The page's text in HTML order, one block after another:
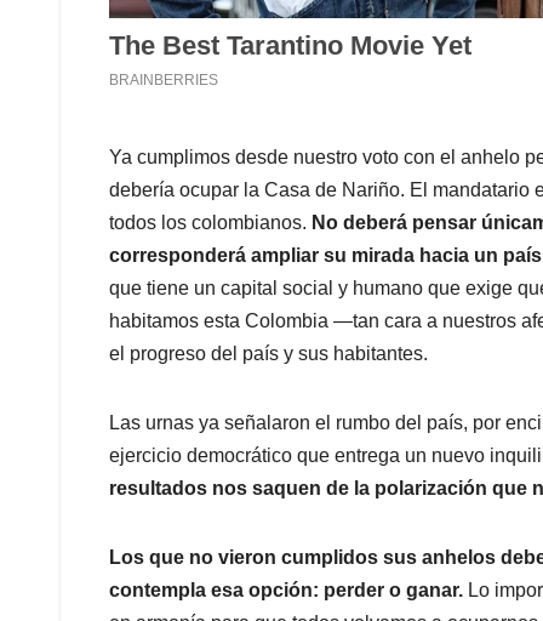
Ya cumplimos desde nuestro voto con el anhelo
debería ocupar la Casa de Nariño. El mandatario
todos los colombianos. No deberá pensar
corresponderá ampliar su mirada hacia un
que tiene un capital social y humano que exige
habitamos esta Colombia —tan cara a nuestros
el progreso del país y sus habitantes.
Las urnas ya señalaron el rumbo del país, por
ejercicio democrático que entrega un nuevo
resultados nos saquen de la polarización que
Los que no vieron cumplidos sus anhelos
contempla esa opción: perder o ganar. Lo